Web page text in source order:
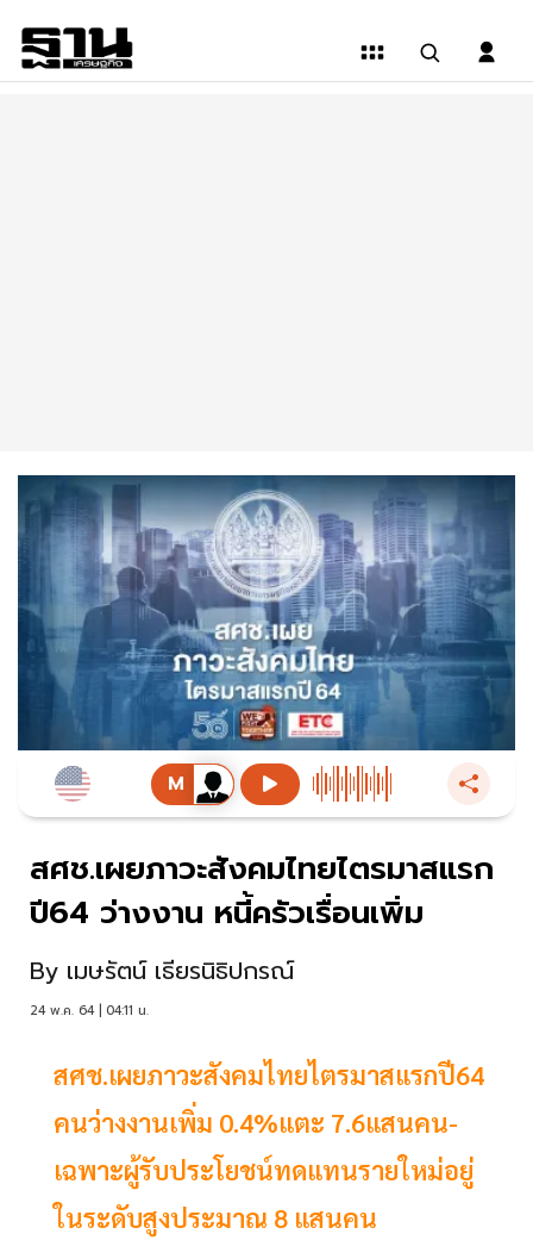
สศช.เผยภาวะสังคมไทยไตรมาสแรก
ปี64 ว่างงาน หนี้ครัวเรื่อนเพิ่ม
By เมษรัตน์ เธียรนิธิปกรณ์
24 พ.ค. 64 | 04:11 น.
สศช.เผยภาวะสังคมไทยไตรมาสแรกปี64
คนว่างงานเพิ่ม 0.4%แตะ 7.6แสนคน-
เฉพาะผู้รับประโยชน์ทดแทนรายใหม่อยู่
ในระดับสูงประมาณ 8 แสนคน